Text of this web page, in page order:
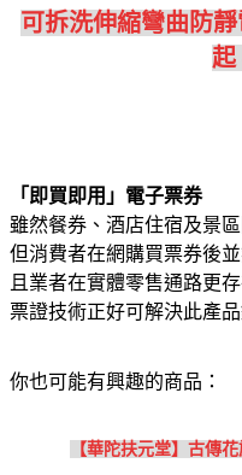
可拆洗伸縮彎曲防
起
「即買即用」電子票券
雖然餐券、酒店住宿及景
但消費者在網購買票券後
且業者在實體零售通路更
票證技術正好可解決此產
你也可能有興趣的商品：
【華陀扶元堂】古傳